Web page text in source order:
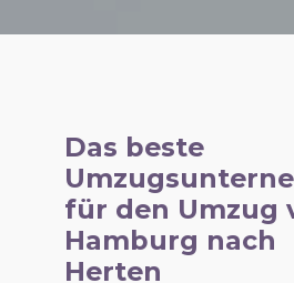
Das beste
für den Umzug
Hamburg nach
Herten